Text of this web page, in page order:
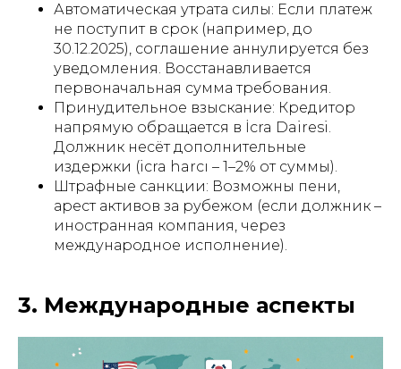
Автоматическая утрата силы: Если платеж
не поступит в срок (например, до
30.12.2025), соглашение аннулируется без
уведомления. Восстанавливается
первоначальная сумма требования.
Принудительное взыскание: Кредитор
напрямую обращается в İcra Dairesi.
Должник несёт дополнительные
издержки (icra harcı – 1–2% от суммы).
Штрафные санкции: Возможны пени,
арест активов за рубежом (если должник –
иностранная компания, через
международное исполнение).
3. Международные аспекты